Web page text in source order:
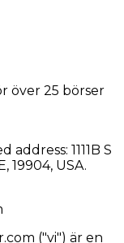
över 25 börser
1111B S
19904, USA.
("vi") är en